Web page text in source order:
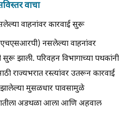
वाचा
वाहनांवर कारवाई सुरू
नसलेल्या वाहनांवर
सुरू झाली. परिवहन विभागाच्या पथकांनी
राज्यभरात रस्त्यांवर उतरून कारवाई
झालेल्या मुसळधार पावसामुळे
अडथळा आला आणि अहवाल